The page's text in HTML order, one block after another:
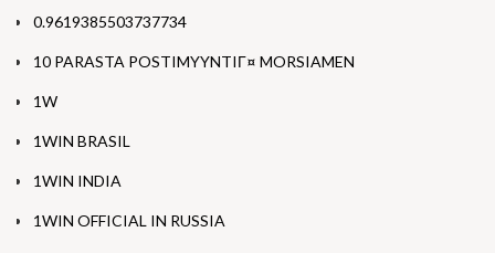
0.9619385503737734
10 PARASTA POSTIMYYNTIГ¤ MORSIAMEN
1W
1WIN BRASIL
1WIN INDIA
1WIN OFFICIAL IN RUSSIA